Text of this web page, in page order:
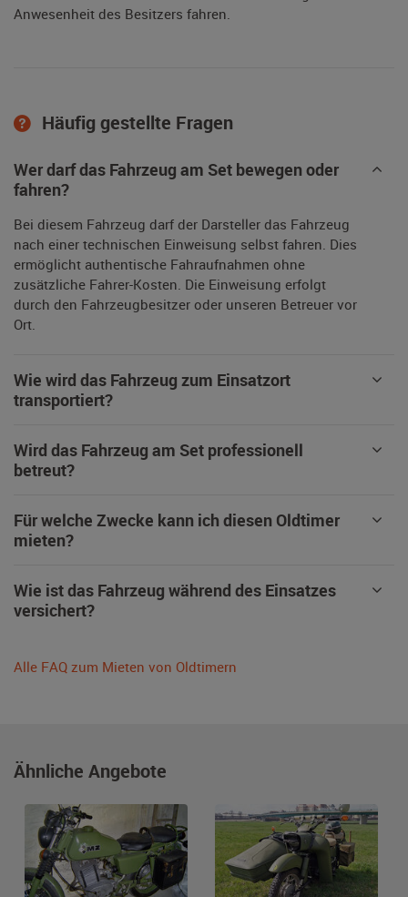
Anwesenheit des Besitzers fahren.
Häufig gestellte Fragen
Wer darf das Fahrzeug am Set bewegen oder
fahren?
Bei diesem Fahrzeug darf der Darsteller das Fahrzeug
nach einer technischen Einweisung selbst fahren. Dies
ermöglicht authentische Fahraufnahmen ohne
zusätzliche Fahrer-Kosten. Die Einweisung erfolgt
durch den Fahrzeugbesitzer oder unseren Betreuer vor
Ort.
Wie wird das Fahrzeug zum Einsatzort
transportiert?
Wird das Fahrzeug am Set professionell
betreut?
Für welche Zwecke kann ich diesen Oldtimer
mieten?
Wie ist das Fahrzeug während des Einsatzes
versichert?
Alle FAQ zum Mieten von Oldtimern
Ähnliche Angebote